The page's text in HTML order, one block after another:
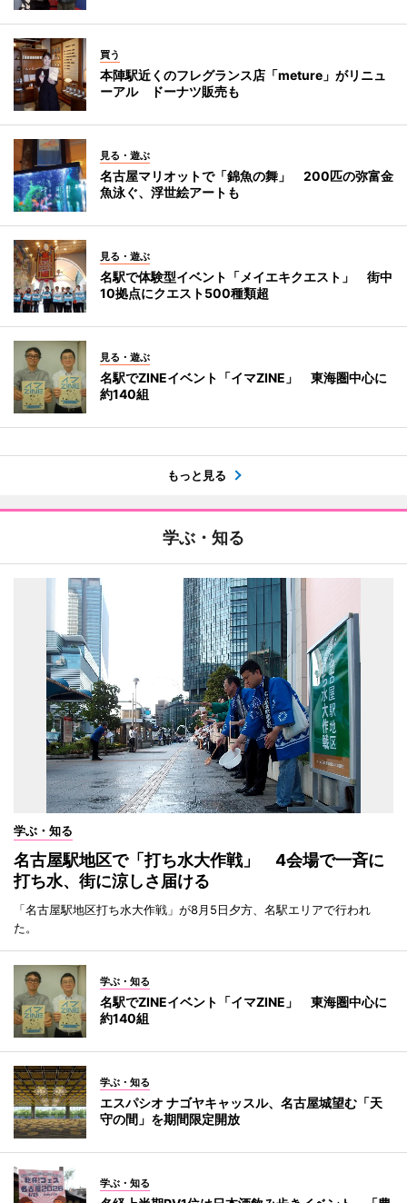
買う
本陣駅近くのフレグランス店「meture」がリニュ
ーアル ドーナツ販売も
見る・遊ぶ
名古屋マリオットで「錦魚の舞」 200匹の弥富金
魚泳ぐ、浮世絵アートも
見る・遊ぶ
名駅で体験型イベント「メイエキクエスト」 街中
10拠点にクエスト500種類超
見る・遊ぶ
名駅でZINEイベント「イマZINE」 東海圏中心に
約140組
もっと見る
学ぶ・知る
学ぶ・知る
名古屋駅地区で「打ち水大作戦」 4会場で一斉に
打ち水、街に涼しさ届ける
「名古屋駅地区打ち水大作戦」が8月5日夕方、名駅エリアで行われ
た。
学ぶ・知る
名駅でZINEイベント「イマZINE」 東海圏中心に
約140組
学ぶ・知る
エスパシオ ナゴヤキャッスル、名古屋城望む「天
守の間」を期間限定開放
学ぶ・知る